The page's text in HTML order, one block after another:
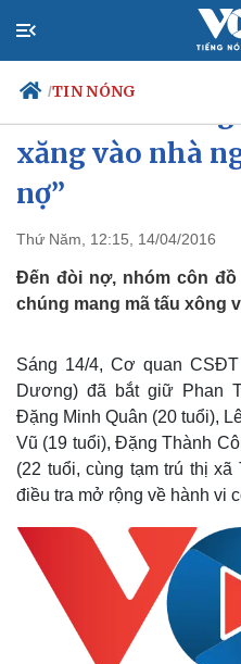
/TIN NÓNG
Chính trị
Đảng
Quốc hội
Nhận diện sự thật
xăng vào nhà
nợ”
Thứ Năm, 12:15, 14/04/2016
Đến đòi nợ, nhóm côn
chúng mang mã tấu xông
Sáng 14/4, Cơ quan
Dương) đã bắt giữ Phan
Đặng Minh Quân (20 tuổi),
Vũ (19 tuổi), Đặng Thành
(22 tuổi, cùng tạm trú thị
điều tra mở rộng về hành vi